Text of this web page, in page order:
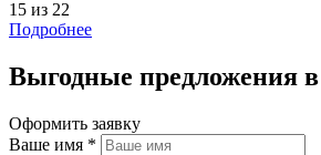
15 из 22
Подробнее
Выгодные предложения в
Оформить заявку
Ваше имя *